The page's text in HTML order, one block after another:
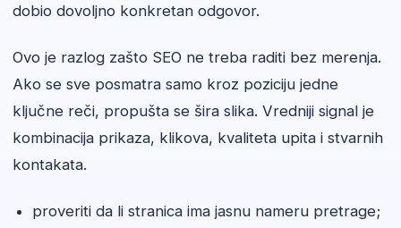
dobio dovoljno konkretan odgovor.
Ovo je razlog zašto SEO ne treba raditi bez merenja.
Ako se sve posmatra samo kroz poziciju jedne
ključne reči, propušta se šira slika. Vredniji signal je
kombinacija prikaza, klikova, kvaliteta upita i stvarnih
kontakata.
proveriti da li stranica ima jasnu nameru pretrage;